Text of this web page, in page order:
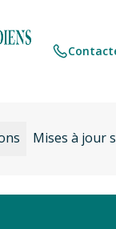
Mises à jour